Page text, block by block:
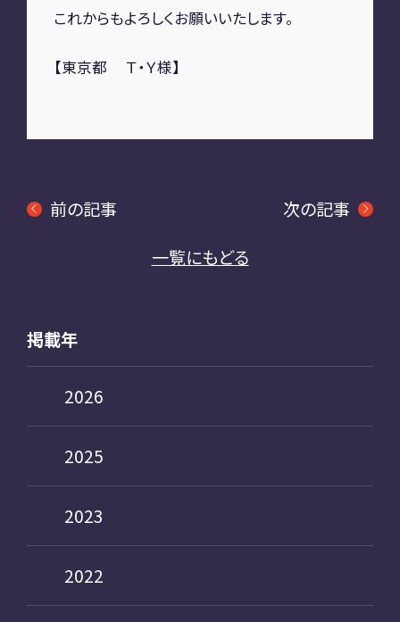
これからもよろしくお願いいたします。
【東京都 Ｔ・Ｙ様】
前の記事
一覧にもどる
次の記事
掲載年
2026
2025
2023
2022